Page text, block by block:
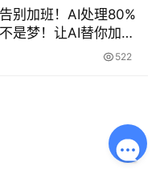
别加班！AI处理80%
是梦！让AI替你加
不再是梦，工作效率
522